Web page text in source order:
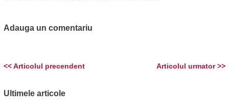
Adauga un comentariu
Articolul urmator >>
<< Articolul precendent
Ultimele articole